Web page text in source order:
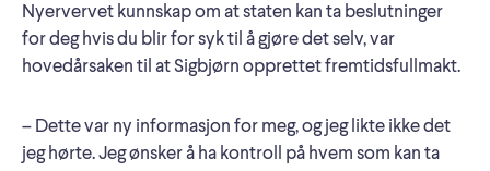
Nyervervet kunnskap om at staten kan ta beslutninger
for deg hvis du blir for syk til å gjøre det selv, var
hovedårsaken til at Sigbjørn opprettet fremtidsfullmakt.
– Dette var ny informasjon for meg, og jeg likte ikke det
jeg hørte. Jeg ønsker å ha kontroll på hvem som kan ta